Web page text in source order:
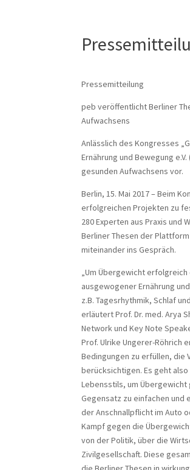
Pressemitteilung
peb veröffentlicht Berliner
Aufwachsens
Anlässlich des Kongresses
Ernährung und Bewegung
gesunden Aufwachsens vor.
Berlin, 15. Mai 2017 – Beim
erfolgreichen Projekten zu
280 Experten aus Praxis und
Berliner Thesen der Plattform
miteinander ins Gespräch.
„Um Übergewicht
ausgewogener Ernährung
z.B. Tagesrhythmik, Schlaf
erläutert Prof. Dr. med. Arya
Network und Key Note
Prof. Ulrike Ungerer-Röhrich
Bedingungen zu erfüllen, die
berücksichtigen. Es geht
Lebensstils, um
Gegensatz zu einfachen und
der Anschnallpflicht im Auto
Kampf gegen die
von der Politik, über die
Zivilgesellschaft. Diese